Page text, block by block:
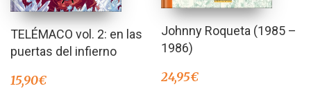
TELÉMACO vol. 2: en las
puertas del infierno
15,90€
Johnny Roqueta (1985 –
1986)
24,95€